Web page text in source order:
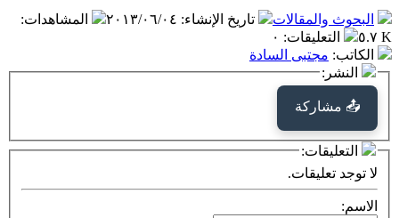
البحوث والمقالات تاريخ الإنشاء: ٢٠١٣/٠٦/٠٤ المشاهدات:
٥.٧ K
التعليقات: ٠
الكاتب: مجتبى السادة
النشر:
📤 مشاركة
التعليقات:
لا توجد تعليقات.
الاسم: